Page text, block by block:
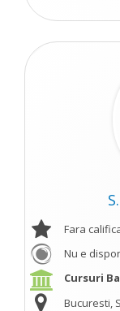
Fara
Nu e
Cursuri
Bucuresti,